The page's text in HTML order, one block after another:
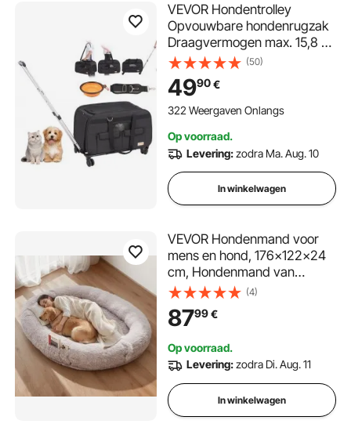
VEVOR Hondentrolley
Opvouwbare hondenrugzak
Draagvermogen max. 15,8 kg
Transporttas Gemaakt van
600D Oxford-stof Hondenkar
met 4 wielen Opbergzakken
Huisdierentrolley Ideaal voor
(50)
4990€
322 Weergaven Onlangs
Op voorraad.
Levering:zodra Ma. Aug. 10
In winkelwagen
VEVOR Hondenmand voor
mens en hond, 176x122x24
cm, Hondenmand van
traagschuim op
mensenformaat, met zijvak,
handvat en ritssluiting,
machinewasbare hoes,
hoogpolig, grijs
(4)
8799€
Op voorraad.
Levering:zodra Di. Aug. 11
In winkelwagen